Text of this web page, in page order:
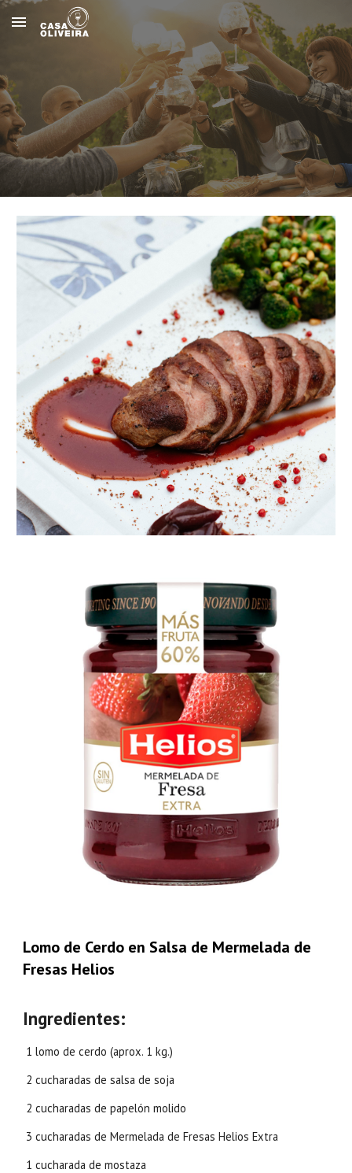
Skip to main content Skip to navigation
Lomo de Cerdo en Salsa de Mermelada de
Fresas Helios
Ingredientes:
1 lomo de cerdo (aprox. 1 kg.)
2 cucharadas de salsa de soja
2 cucharadas de papelón molido
3 cucharadas de Mermelada de Fresas Helios Extra
1 cucharada de mostaza